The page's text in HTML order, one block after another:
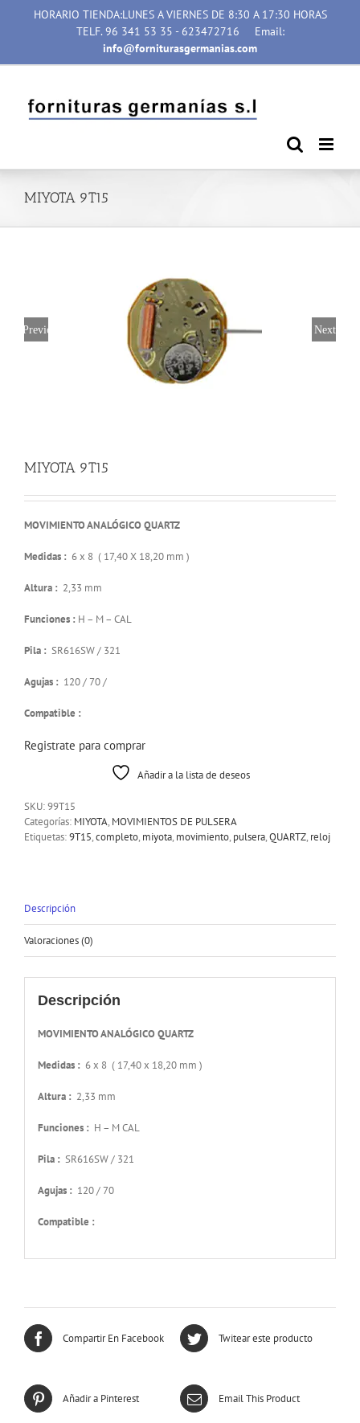
HORARIO TIENDA:LUNES A VIERNES DE 8:30 A 17:30 HORAS
TELF. 96 341 53 35 - 623472716
Email:
info@forniturasgermanias.com
MIYOTA 9T15
Previous Next
MIYOTA 9T15
MOVIMIENTO ANALÓGICO QUARTZ
Medidas : 6 x 8 ( 17,40 X 18,20 mm )
Altura : 2,33 mm
Funciones : H – M – CAL
Pila : SR616SW / 321
Agujas : 120 / 70 /
Compatible :
Registrate para comprar
Añadir a la lista de deseos
SKU:99T15
Categorías: MIYOTA, MOVIMIENTOS DE PULSERA
Etiquetas:9T15,completo, miyota, movimiento, pulsera,QUARTZ, reloj
Descripción
Valoraciones (0)
Descripción
MOVIMIENTO ANALÓGICO QUARTZ
Medidas : 6 x 8 ( 17,40 x 18,20 mm )
Altura : 2,33 mm
Funciones : H – M CAL
Pila : SR616SW / 321
Agujas : 120 / 70
Compatible :
Compartir En Facebook Twitear este producto
Añadir a Pinterest Email This Product